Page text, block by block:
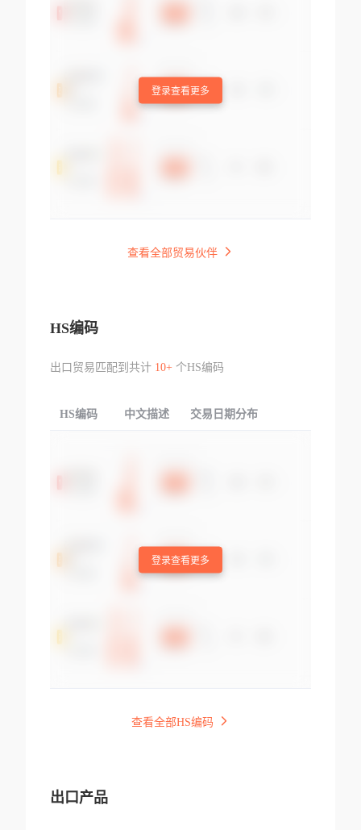
登录查看更多
查看全部贸易伙伴
HS编码
出口贸易匹配到共计 10+个HS编码
HS编码 中文描述 交易日期分布
登录查看更多
查看全部HS编码
出口产品